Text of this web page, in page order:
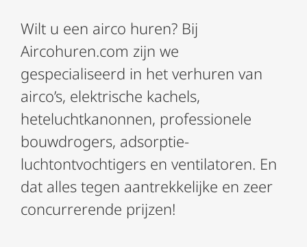
Wilt u een airco huren? Bij
Aircohuren.com zijn we
gespecialiseerd in het verhuren van
airco’s, elektrische kachels,
heteluchtkanonnen, professionele
bouwdrogers, adsorptie-
luchtontvochtigers en ventilatoren. En
dat alles tegen aantrekkelijke en zeer
concurrerende prijzen!